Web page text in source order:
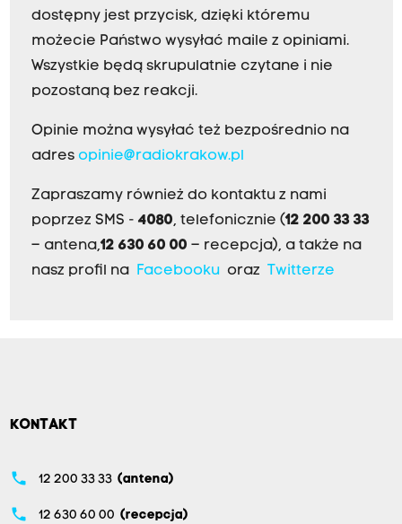
dostępny jest przycisk, dzięki któremu
możecie Państwo wysyłać maile z opiniami.
Wszystkie będą skrupulatnie czytane i nie
pozostaną bez reakcji.
Opinie można wysyłać też bezpośrednio na
adres opinie@radiokrakow.pl
Zapraszamy również do kontaktu z nami
poprzez SMS - 4080, telefonicznie (12 200 33 33
– antena,12 630 60 00 – recepcja), a także na
nasz profil na Facebookuoraz Twitterze
KONTAKT
phone 12 200 33 33 (antena)
phone 12 630 60 00 (recepcja)